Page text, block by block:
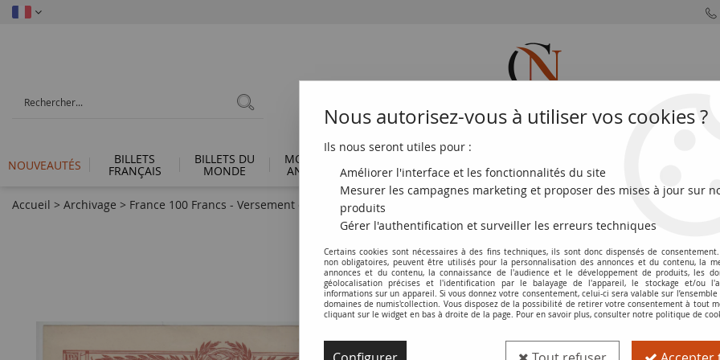
NOUVEAUTÉS BILLETS
FRANÇAIS
BILLETS DU
MONDE
MONNAIES
ANTIQUES FRANÇAISES DU MONDE EUROS
Accueil > Archivage > France 100 Francs - Versement d'or pour la défense nationale - 31-07-1915 - TTB+
Billet France 100 Francs - Versement
TTB+
Réf. :100123341
Nous autorisez-vous à utiliser vos cookies ?
Ils nous seront utiles pour :
Améliorer l'interface et les fonctionnalités du site
Mesurer les campagnes marketing et proposer des mises à jour sur
produits
Gérer l'authentification et surveiller les erreurs techniques
Certains cookies sont nécessaires à des fins techniques, ils sont donc dispensés de
non obligatoires, peuvent être utilisés pour la personnalisation des annonces et du contenu, la
annonces et du contenu, la connaissance de l'audience et le développement de produits, les
géolocalisation précises et l'identification par le balayage de l'appareil, le stockage et/ou
informations sur un appareil. Si vous donnez votre consentement, celui-ci sera valable sur l’ensemble
domaines de numis'collection. Vous disposez de la possibilité de retirer votre consentement à tout
cliquant sur le widget en bas à droite de la page. Pour en savoir plus, consulter notre politique de